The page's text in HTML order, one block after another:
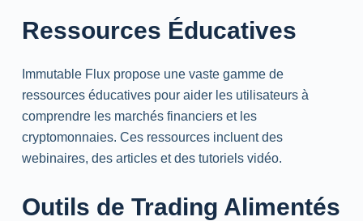
Ressources Éducatives
Immutable Flux propose une vaste gamme de
ressources éducatives pour aider les utilisateurs à
comprendre les marchés financiers et les
cryptomonnaies. Ces ressources incluent des
webinaires, des articles et des tutoriels vidéo.
Outils de Trading Alimentés